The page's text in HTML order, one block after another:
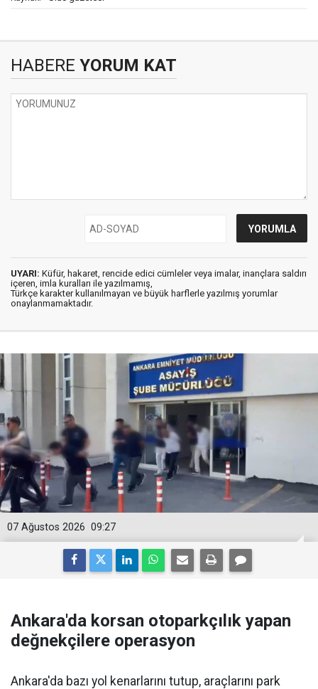
HABERE YORUM KAT
UYARI: Küfür, hakaret, rencide edici cümleler veya imalar, inançlara saldırı
içeren, imla kuralları ile yazılmamış,
Türkçe karakter kullanılmayan ve büyük harflerle yazılmış yorumlar
onaylanmamaktadır.
09:27
07 Ağustos 2026
Ankara'da korsan otoparkçılık yapan
değnekçilere operasyon
Ankara'da bazı yol kenarlarını tutup, araçlarını park